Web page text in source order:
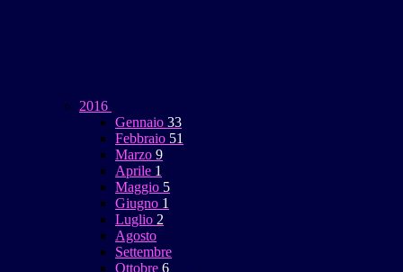
2016
Gennaio 33
Febbraio 51
Marzo 9
Aprile 1
Maggio 5
Giugno 1
Luglio 2
Agosto
Settembre
Ottobre 6